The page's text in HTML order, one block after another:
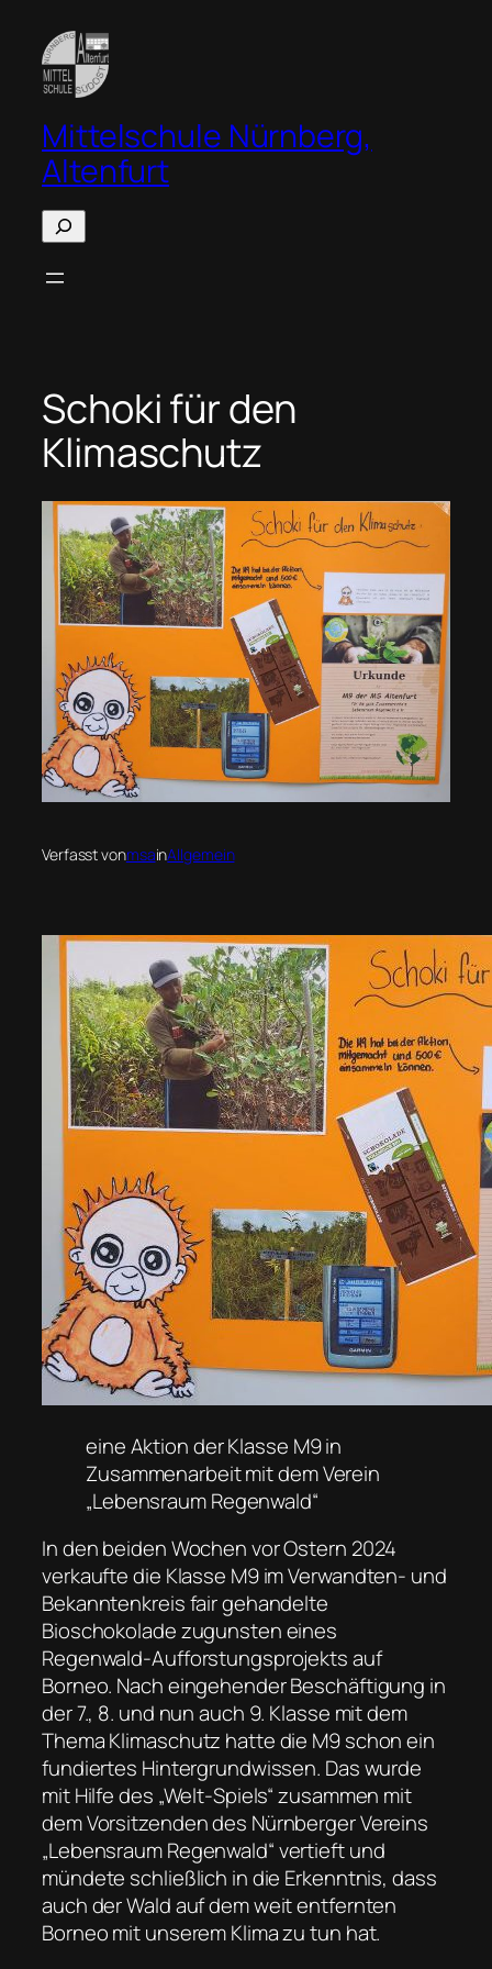
Inhalt
springen
Mittelschule Nürnberg,
Altenfurt
Suchen
Schoki für den
Klimaschutz
Verfasst vonmsainAllgemein
eine Aktion der Klasse M9 in
Zusammenarbeit mit dem Verein
„Lebensraum Regenwald“
In den beiden Wochen vor Ostern 2024
verkaufte die Klasse M9 im Verwandten- und
Bekanntenkreis fair gehandelte
Bioschokolade zugunsten eines
Regenwald-Aufforstungsprojekts auf
Borneo. Nach eingehender Beschäftigung in
der 7., 8. und nun auch 9. Klasse mit dem
Thema Klimaschutz hatte die M9 schon ein
fundiertes Hintergrundwissen. Das wurde
mit Hilfe des „Welt-Spiels“ zusammen mit
dem Vorsitzenden des Nürnberger Vereins
„Lebensraum Regenwald“ vertieft und
mündete schließlich in die Erkenntnis, dass
auch der Wald auf dem weit entfernten
Borneo mit unserem Klima zu tun hat.